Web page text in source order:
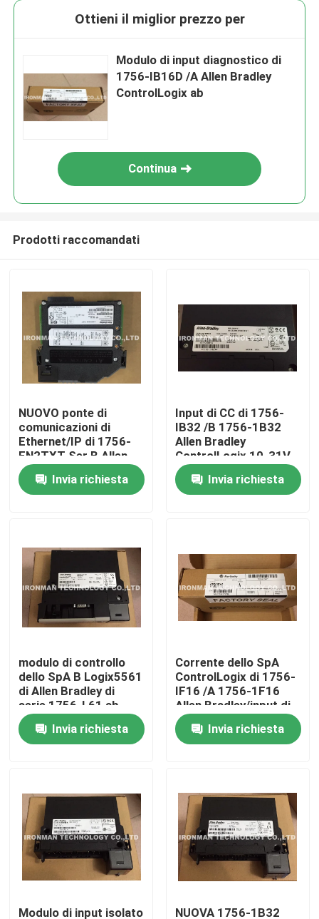
Chi siamo
Contatti
Modulo di controllo dello SpA
Modulo dello SpA di Honeywell
Modulo di Honeywell FSC
Honeywell cabla i prodotti
Pacchetto della batteria di Honeywell
Ottieni il miglior prezzo per
Modulo di input diagnostico di
1756-IB16D /A Allen Bradley
ControlLogix ab
Continua
Prodotti raccomandati
NUOVO ponte di
comunicazioni di
Ethernet/IP di 1756-
EN2TXT Ser B Allen
Bradley
Invia richiesta
Input di CC di 1756-
IB32 /B 1756-1B32
Allen Bradley
ControlLogix 10-31V
32-P
Invia richiesta
modulo di controllo
dello SpA B Logix5561
di Allen Bradley di
serie 1756-L61 ab
Invia richiesta
Corrente dello SpA
ControlLogix di 1756-
IF16 /A 1756-1F16
Allen Bradley/input di
volt
Invia richiesta
Modulo di input isolato NUOVA 1756-1B32